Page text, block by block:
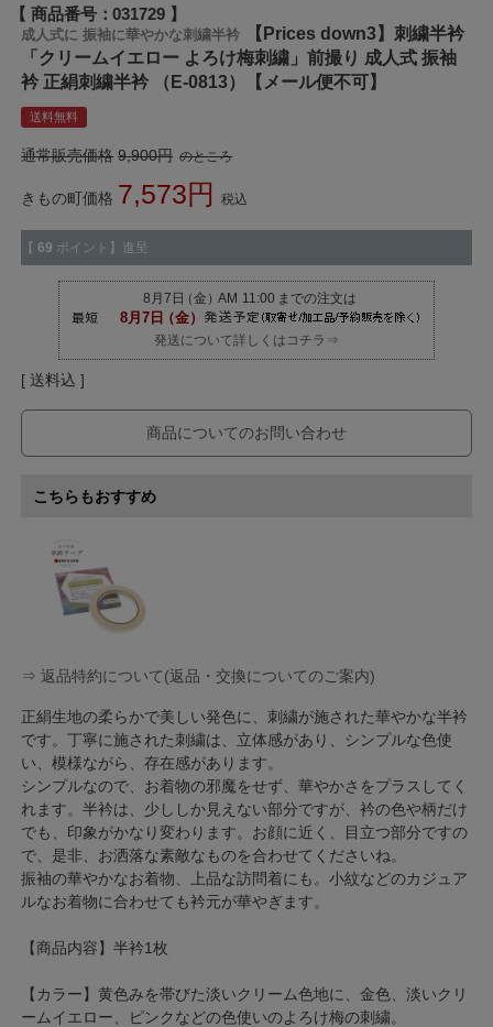
商品番号 031729
成人式に 振袖に華やかな刺繍半衿
【Prices down3】刺繍半衿
「クリームイエロー よろけ梅刺繍」前撮り 成人式 振袖
衿 正絹刺繍半衿 （E-0813）【メール便不可】
送料無料
通常販売価格 9,900 のところ
きもの町価格 7,573 税込
【 69 ポイント】進呈
発送について詳しくはコチラ⇒
送料込
商品についてのお問い合わせ
こちらもおすすめ
⇒ 返品特約について(返品・交換についてのご案内)
正絹生地の柔らかで美しい発色に、刺繍が施された華やかな半衿
です。丁寧に施された刺繍は、立体感があり、シンプルな色使
い、模様ながら、存在感があります。
シンプルなので、お着物の邪魔をせず、華やかさをプラスしてく
れます。半衿は、少ししか見えない部分ですが、衿の色や柄だけ
でも、印象がかなり変わります。お顔に近く、目立つ部分ですの
で、是非、お洒落な素敵なものを合わせてくださいね。
振袖の華やかなお着物、上品な訪問着にも。小紋などのカジュア
ルなお着物に合わせても衿元が華やぎます。
【商品内容】半衿1枚
【カラー】黄色みを帯びた淡いクリーム色地に、金色、淡いクリ
ームイエロー、ピンクなどの色使いのよろけ梅の刺繍。